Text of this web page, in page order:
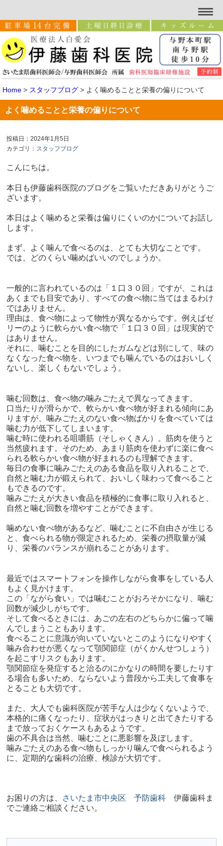
Home > スタッフブログ > よく噛めることと栄養の偏りについて
よく噛めることと栄養の偏りについて
投稿日：2024年1月5日
カテゴリ： スタッフブログ
こんにちは。
本日も伊藤歯科医院のブログをご覧いただきありがとうご
ざいます。
本日はよく噛めると栄養は偏りにくいのかについてお話し
します。
まず、よく噛んで食べるのは、とても大切なことです。
では、どのくらい噛めばいいのでしょうか。
一般的に言われているのは「１口３０回」ですが、これは
あくまでも目安であり、すべての食べ物に当てはまるわけ
ではありません。
理由は、食べ物によって物性が異なるからです。例えばゼ
リーのように軟らかい食べ物で「１口３０回」は現実的で
はありません。
それに、噛むことを目的にしたガムなどは別にして、味の
なくなった食べ物を、いつまでも噛んでいるのはおいしく
ないし、楽しくもないでしょう。
噛む回数は、食べ物の噛みごたえで異なってきます。
口当たりが滑らかで、軟らかい食べ物が好まれる傾向にあ
りますが、噛みごたえのない食べ物ばかりを食べていては
噛む力が低下してしまいます。
噛む時に使われる咀嚼筋（そしゃくきん）。筋肉を使うと
当然疲れます。そのため、あまり筋肉を使わずに楽に食べ
られる軟らかい食べ物が好まれるのも理解できます。
毎日の食事に噛みごたえのある食品を取り入れることで、
自然と噛む力が鍛えられて、おいしく味わって食べること
もできるのです。
噛みごたえが大きい食品を積極的に食事に取り入れると、
自然と噛む回数を増やすことができます。
噛めない食べ物があるなど、噛むことに不自由さが生じる
と、食べられる物が限定されるため、栄養の摂取量が減
り、栄養のバランスが崩れることがあります。
最近ではスマートフォンを操作しながら食事をしている人
もよく見かけます。
この「ながら食い」では噛むことがおろそかになり、噛む
回数が減少しがちです。
そして食べるときには、あごの左右のどちらかに偏って噛
んでしまうこともあります。
食べることに意識が向いていないとこのようになりやすく
噛み合わせが悪くなって顎関節症（がくかんせつしょう）
を起こすリスクもあります。
顎関節症を発症すると治るのにかなりの時間を要したりす
る場合も多いため、ならないよう普段から工夫して食事を
とることも大切です。
また、大人でも歯科医院が苦手な人は少なくないようで、
本格的に痛くなったり、症状がはっきりと出てきたりする
まで放っておくケースもあるようです。
歯の不具合は当然、噛むことに悪影響を及ぼします。
噛みごたえのある食べ物もしっかり噛んで食べられるよう
に、定期的な歯科の治療、検診が大切です。
お困りの方は、 さいたま市中央区 予防歯科 伊藤歯科ま
でご連絡ご相談ください。​